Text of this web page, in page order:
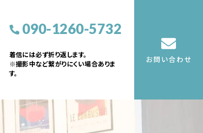
090-1260-5732
着信には必ず折り返します。
※撮影中など繋がりにくい場合ありま
す。
お問い合わせ